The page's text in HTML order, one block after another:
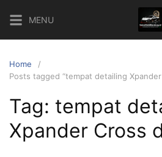
content
MENU
Home
Posts tagged “tempat detailing
Tag: tempat
Xpander Cross